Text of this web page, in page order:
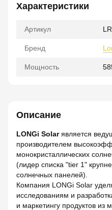
Характеристики
Артикул
Бренд
Мощность
Описание
LONGi Solarявляется
производителем
монокристаллических
(лидер списка "tier 1"
солнечных панелей).
Компания LONGi Solar
исследованиям и
и маркетингу продуктов из